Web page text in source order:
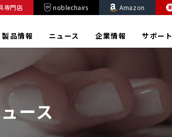
専門店 noblechairs Amazon
製品情報 ニュース 企業情報 サポート
ース